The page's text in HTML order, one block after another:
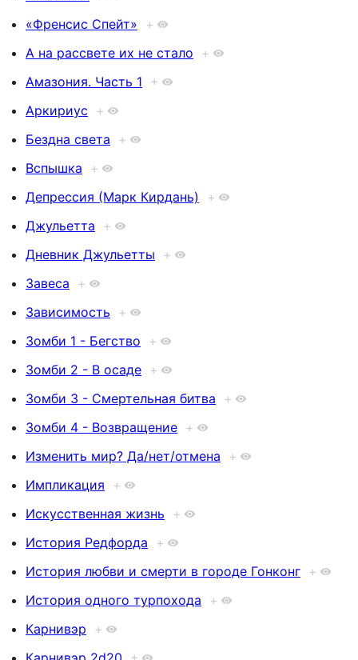
«Френсис Спейт» +
А на рассвете их не стало +
Амазония. Часть 1
+
Аркириус +
Бездна света +
Вспышка +
Депрессия (Марк Кирдань)
+
Джульетта +
Дневник Джульетты +
Завеса +
Зависимость +
Зомби 1 - Бегство +
Зомби 2 - В осаде +
Зомби 3 - Смертельная битва +
Зомби 4 - Возвращение +
Изменить мир? Да/нет/отмена +
Импликация +
Искусственная жизнь +
История Редфорда +
История любви и смерти в городе Гонконг +
История одного турпохода +
Карнивэр +